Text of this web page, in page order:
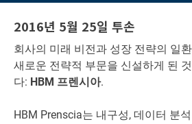
2016년 5월 25일 투손
회사의 미래 비전과 성장 전략의 일
새로운 전략적 부문을 신설하게 된
다: HBM 프렌시아.
HBM Prenscia는 내구성, 데이터 분